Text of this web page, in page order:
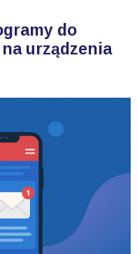
do
urządzenia